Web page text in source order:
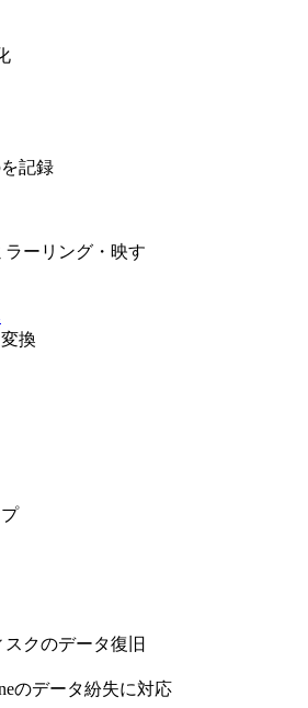
記録
ラーリング・映す
換
クのデータ復旧
のデータ紛失に対応